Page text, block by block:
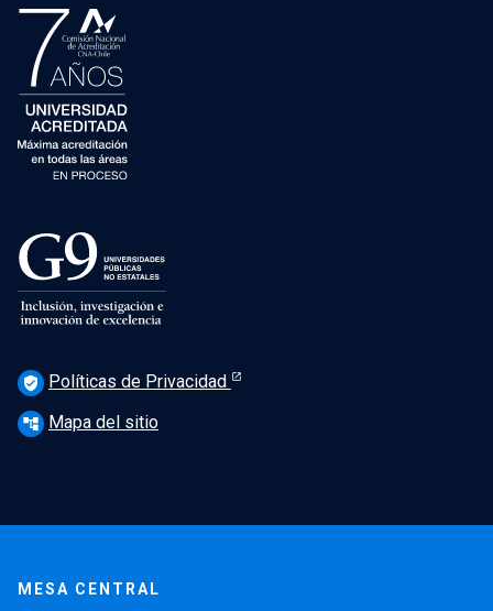
verified_user Políticas de Privacidad
account_tree Mapa del sitio
MESA CENTRAL